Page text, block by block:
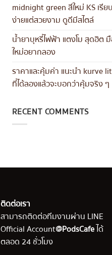
midnight green สีใหม่ KS เรียบ
ง่ายแต่สวยงาม ดูดีมีสไตล์
น้ำยาบุหรี่ไฟฟ้า แตงโม สุดฮิต
ใหม่อยากลอง
ราคาและคุ้มค่า แนะนำ kurve
ที่ได้ลองแล้วจะบอกว่าคุ้มจริง ๆ
RECENT COMMENTS
ติดต่อเรา
สามารถติดต่อทีมงานผ่าน LINE
Official Account@PodsCafeได้
ตลอด 24 ชั่วโมง